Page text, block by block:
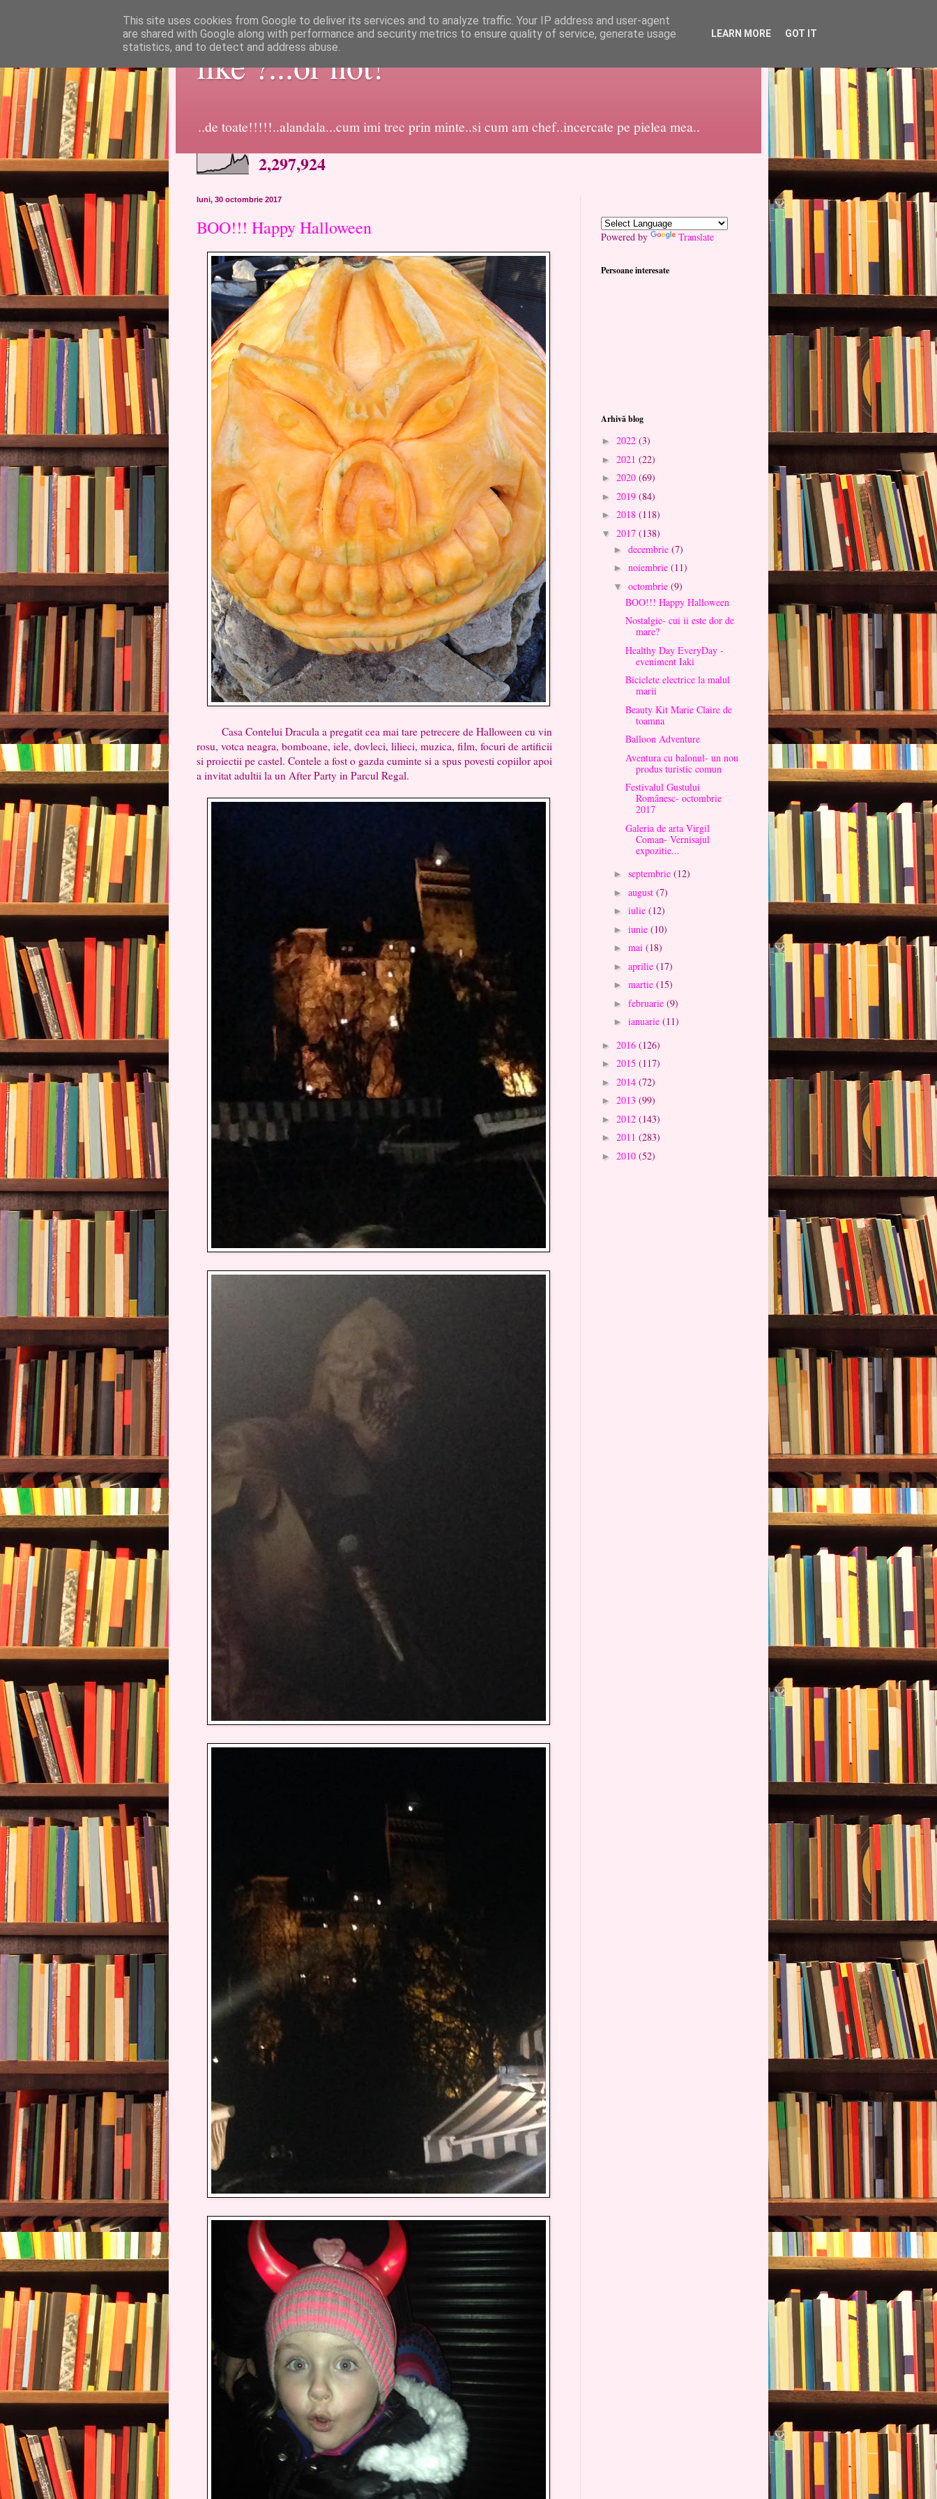
like ?...or not!
..de toate!!!!!..alandala...cum imi trec prin minte..si cum am chef..incercate pe pielea mea..
2,297,924
luni, 30 octombrie 2017
BOO!!! Happy Halloween
Casa Contelui Dracula a pregatit cea mai tare petrecere de Halloween cu vin
rosu, votca neagra, bomboane, iele, dovleci, lilieci, muzica, film, focuri de artificii
si proiectii pe castel. Contele a fost o gazda cuminte si a spus povesti copiilor apoi
a invitat adultii la un After Party in Parcul Regal.
Powered by Translate
Persoane interesate
Arhivă blog
► 2022 (3)
► 2021 (22)
► 2020 (69)
► 2019 (84)
► 2018 (118)
▼ 2017 (138)
► decembrie (7)
► noiembrie (11)
▼ octombrie (9)
BOO!!! Happy Halloween
Nostalgie- cui ii este dor de
mare?
Healthy Day EveryDay -
eveniment Iaki
Biciclete electrice la malul
marii
Beauty Kit Marie Claire de
toamna
Balloon Adventure
Aventura cu balonul- un nou
produs turistic comun
Festivalul Gustului
Românesc- octombrie
2017
Galeria de arta Virgil
Coman- Vernisajul
expozitie...
► septembrie (12)
► august (7)
► iulie (12)
► iunie (10)
► mai (18)
► aprilie (17)
► martie (15)
► februarie (9)
► ianuarie (11)
► 2016 (126)
► 2015 (117)
► 2014 (72)
► 2013 (99)
► 2012 (143)
► 2011 (283)
► 2010 (52)
This site uses cookies from Google to deliver its services and to analyze traffic. Your IP address and user-agent
are shared with Google along with performance and security metrics to ensure quality of service, generate usage
statistics, and to detect and address abuse.
LEARN MORE GOT IT